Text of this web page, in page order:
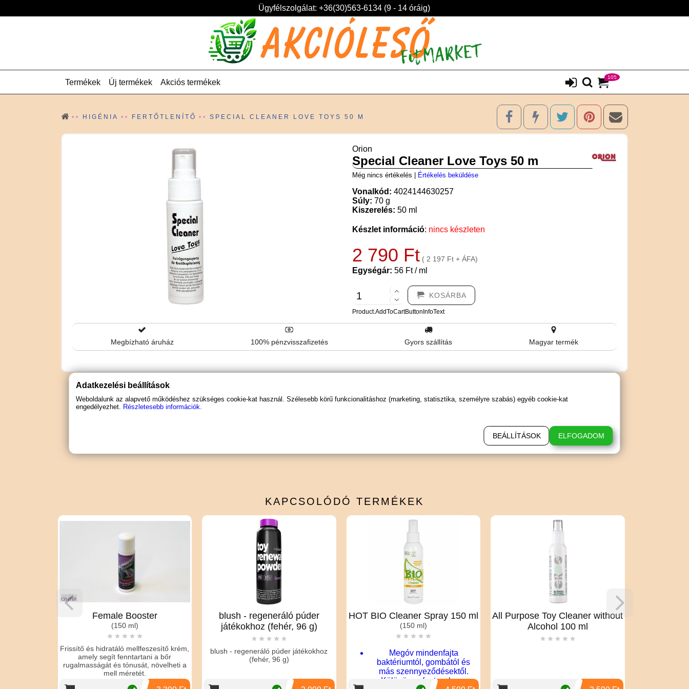
Ügyfélszolgálat: +36(30)563-6134 (9 - 14 óráig)
105
Termékek Új termékek Akciós termékek
HIGÉNIA FERTŐTLENÍTŐ SPECIAL CLEANER LOVE TOYS 50 M
Orion
Special Cleaner Love Toys 50 m
Még nincs értékelés Értékelés beküldése
Vonalkód: 4024144630257
Súly: 70 g
Kiszerelés: 50 ml
Készlet információ: nincs készleten
2 790 Ft ( 2 197 Ft + ÁFA)
Egységár: 56 Ft / ml
KOSÁRBA
Product.AddToCartButtonInfoText
Megbízható áruház 100% pénzvisszafizetés Gyors szállítás Magyar termék
KAPCSOLÓDÓ TERMÉKEK
Female Booster
Frissítő és hidratáló mellfeszesítő krém,
amely segít fenntartani a bőr
rugalmasságát és tónusát, növelheti a
blush - regeneráló púder
játékokhoz (fehér, 96 g)
blush - regeneráló púder játékokhoz
HOT BIO Cleaner Spray 150 ml
Megóv mindenfajta
baktériumtól, gombától és
más szennyeződésektől.
Különösen fontos, hogy
All Purpose Toy Cleaner without
Alcohol 100 ml
X-I CAN - PENIS
Adatkezelési beállítások
Weboldalunk az alapvető működéshez szükséges cookie-kat használ. Szélesebb körű funkcionalitáshoz (marketing, statisztika, személyre szabás) egyéb cookie-kat
engedélyezhet. Részletesebb információk.
BEÁLLÍTÁSOK ELFOGADOM